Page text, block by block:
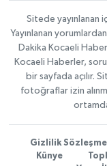
Sitede yayınlanan
Yayınlanan
Dakika Kocaeli
Kocaeli Haberler,
bir sayfada açılır.
fotoğraflar izin
Gizlilik
Künye